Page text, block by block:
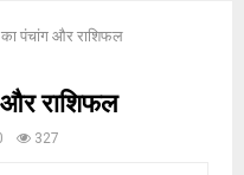
का पंचांग और राशिफल
राशिफल
327